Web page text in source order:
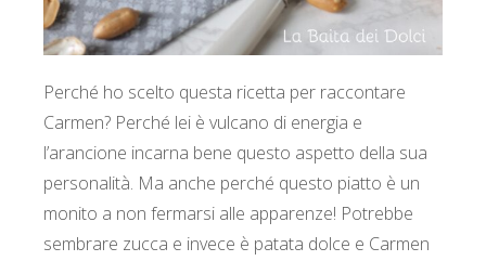
Perché ho scelto questa ricetta per raccontare
Carmen? Perché lei è vulcano di energia e
l’arancione incarna bene questo aspetto della sua
personalità. Ma anche perché questo piatto è un
monito a non fermarsi alle apparenze! Potrebbe
sembrare zucca e invece è patata dolce e Carmen